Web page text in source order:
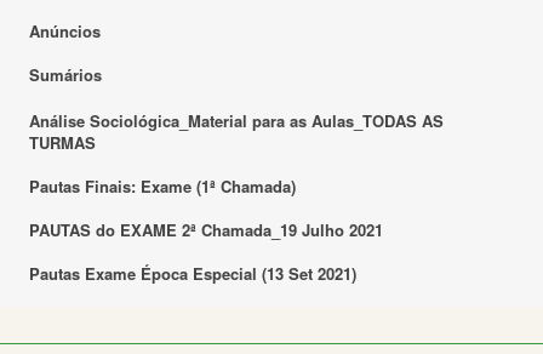
Anúncios
Sumários
Análise Sociológica_Material para as Aulas_TODAS AS
TURMAS
Pautas Finais: Exame (1ª Chamada)
PAUTAS do EXAME 2ª Chamada_19 Julho 2021
Pautas Exame Época Especial (13 Set 2021)